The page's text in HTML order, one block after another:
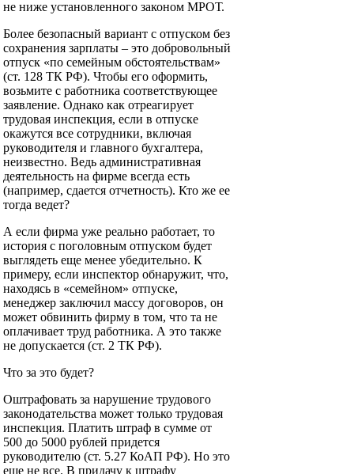
не ниже установленного законом МРОТ.
Более безопасный вариант с отпуском без
сохранения зарплаты – это добровольный
отпуск «по семейным обстоятельствам»
(ст. 128 ТК РФ). Чтобы его оформить,
возьмите с работника соответствующее
заявление. Однако как отреагирует
трудовая инспекция, если в отпуске
окажутся все сотрудники, включая
руководителя и главного бухгалтера,
неизвестно. Ведь административная
деятельность на фирме всегда есть
(например, сдается отчетность). Кто же ее
тогда ведет?
А если фирма уже реально работает, то
история с поголовным отпуском будет
выглядеть еще менее убедительно. К
примеру, если инспектор обнаружит, что,
находясь в «семейном» отпуске,
менеджер заключил массу договоров, он
может обвинить фирму в том, что та не
оплачивает труд работника. А это также
не допускается (ст. 2 ТК РФ).
Что за это будет?
Оштрафовать за нарушение трудового
законодательства может только трудовая
инспекция. Платить штраф в сумме от
500 до 5000 рублей придется
руководителю (ст. 5.27 КоАП РФ). Но это
еще не все. В придачу к штрафу